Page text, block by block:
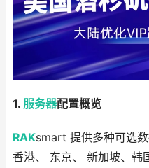
1. 服务器配置概览
RAKsmart 提供多种可选数
香港、 东京、 新加坡、韩